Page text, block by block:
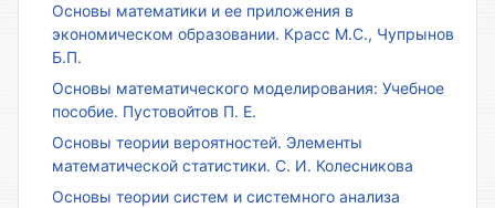
Основы математики и ее приложения в
экономическом образовании. Красс М.С., Чупрынов
Б.П.
Основы математического моделирования: Учебное
пособие. Пустовойтов П. Е.
Основы теории вероятностей. Элементы
математической статистики. С. И. Колесникова
Основы теории систем и системного анализа